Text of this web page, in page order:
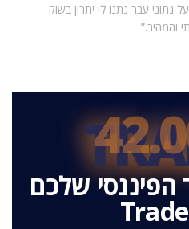
עבר נתנו לי יתרון בשוק
והמהיר.”
שלכם